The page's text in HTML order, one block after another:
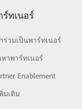
ร์ทเนอร์
ร่วมเป็นพาร์ทเนอร์
าพาร์ทเนอร์
Enablement
มเติม